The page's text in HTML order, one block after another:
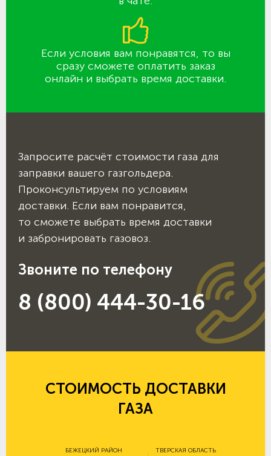
Если условия вам понравятся, то вы
сразу сможете оплатить заказ
онлайн и выбрать время доставки.
Запросите расчёт стоимости газа для
заправки вашего газгольдера.
Проконсультируем по условиям
доставки. Если вам понравится,
то сможете выбрать время доставки
и забронировать газовоз.
Звоните по телефону
8 (800) 444-30-16
СТОИМОСТЬ ДОСТАВКИ
ГАЗА
БЕЖЕЦКИЙ РАЙОН ТВЕРСКАЯ ОБЛАСТЬ